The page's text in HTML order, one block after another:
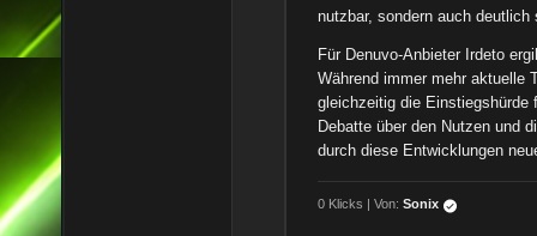
nutzbar, sondern auch deutlich
Für Denuvo-Anbieter Irdeto
Während immer mehr aktuelle
gleichzeitig die Einstiegshürde
Debatte über den Nutzen und
durch diese Entwicklungen
0 Klicks | Von:Sonix